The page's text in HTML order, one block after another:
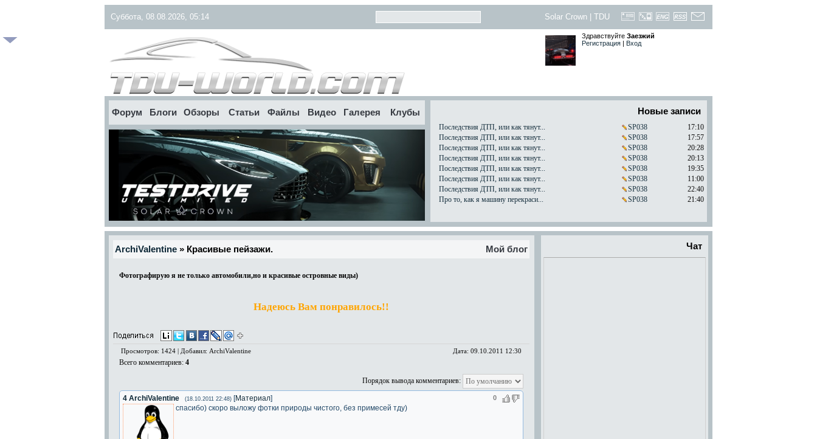
Суббота, 08.08.2026, 05:14 Solar Crown TDU
Здравствуйте Заезжий
Регистрация | Вход
Форум Блоги Обзоры Статьи Файлы Видео Галерея Клубы Новые записи
Последствия ДТП, или как тянут... SP038
17:10
Последствия ДТП, или как тянут...
SP038
17:57
Последствия ДТП, или как тянут...
SP038
20:28
Последствия ДТП, или как тянут...
SP038
20:13
Последствия ДТП, или как тянут...
SP038
19:35
Последствия ДТП, или как тянут...
SP038
11:00
Последствия ДТП, или как тянут...
SP038
22:40
Про то, как я машину перекраси...
SP038 21:40
ArchiValentine » Красивые пейзажи. Мой блог
Фотографирую я не только автомобили,но и красивые островные виды)
Надеюсь Вам понравилось!!
Просмотров: 1424 | Добавил: ArchiValentine Дата: 09.10.2011 12:30
Всего комментариев: 4
Порядок вывода комментариев:
0
4 ArchiValentine (18.10.2011 22:48) [Материал]
спасибо) скоро выложу фотки природы чистого, без примесей тду)
Чат